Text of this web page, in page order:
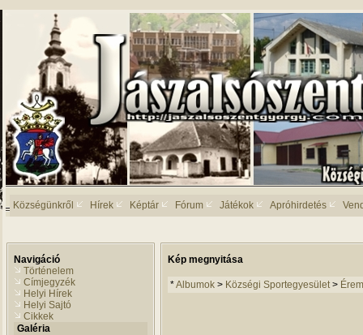
Községünkről Hírek Képtár Fórum Játékok Apróhirdetés
Navigáció
Történelem
Címjegyzék
Helyi Hírek
Helyi Sajtó
Cikkek
Galéria
Kép megnyitása
*Albumok > Községi Sportegyesület>